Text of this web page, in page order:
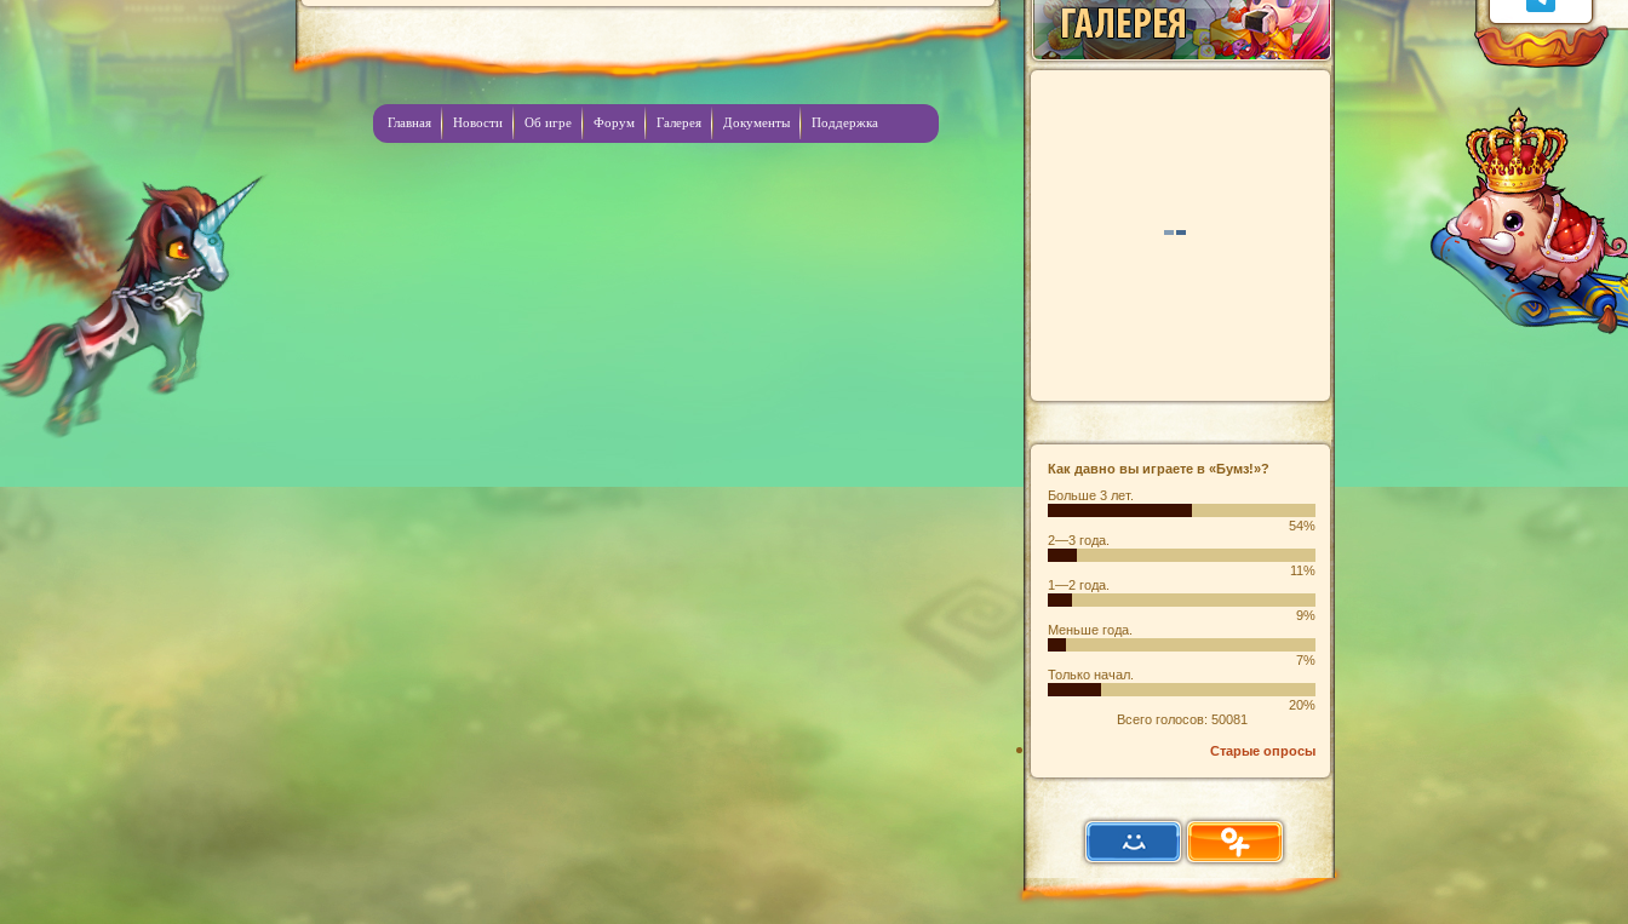
НЯЯЯЯЯЯЯЯЯЯЯЯ YНЕ СМОТРИТЕ НА НИК
Главная Новости Об игре Форум Галерея Документы Поддержка
Как давно вы играете в «Бумз!»?
Больше 3 лет.
54%
2—3 года.
11%
1—2 года.
9%
Меньше года.
7%
Только начал.
20%
Всего голосов: 50081
Старые опросы